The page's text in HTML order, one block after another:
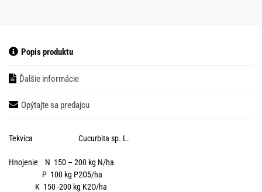
Popis produktu
Ďalšie informácie
Opýtajte sa predajcu
Tekvica Cucurbita sp. L.
Hnojenie N 150 – 200 kg N/ha
P 100 kg P2O5/ha
K 150 -200 kg K2O/ha